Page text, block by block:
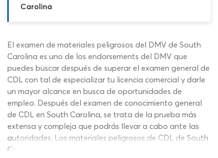
Carolina
El examen de materiales peligrosos del DMV de South
Carolina es uno de los endorsements del DMV que
puedes buscar después de superar el examen general de
CDL con tal de especializar tu licencia comercial y darle
un mayor alcance en busca de oportunidades de
empleo. Después del examen de conocimiento general
de CDL en South Carolina, se trata de la prueba más
extensa y compleja que podrás llevar a cabo ante las
autoridades. Los materiales peligrosos de CDL de South
Carolina son un tema denso y técnico que necesitas